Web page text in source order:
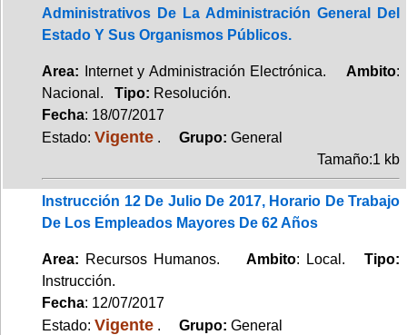
Administrativos De La Administración General Del
Estado Y Sus Organismos Públicos.
Area: Internet y Administración Electrónica. Ambito:
Nacional. Tipo: Resolución.
Fecha: 18/07/2017
Estado: Vigente . Grupo: General
Tamaño:1 kb
Instrucción 12 De Julio De 2017, Horario De Trabajo
De Los Empleados Mayores De 62 Años
Area: Recursos Humanos. Ambito: Local.Tipo:
Instrucción.
Fecha: 12/07/2017
Estado: Vigente . Grupo: General